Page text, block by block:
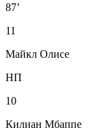
87’
11
Майкл Олисе
НП
10
Килиан Мбаппе